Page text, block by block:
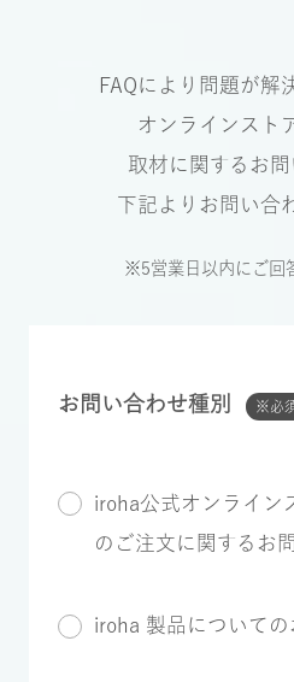
FAQにより問題が解
オンラインスト
取材に関するお問
下記よりお問い合
※5営業日以内にご回
お問い合わせ種別 ※必
iroha公式オンライン
のご注文に関するお
iroha 製品について